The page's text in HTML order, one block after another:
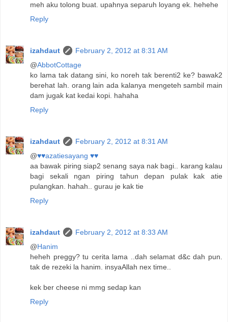
meh aku tolong buat. upahnya separuh loyang ek. hehehe
Reply
izahdaut
February 2, 2012 at 8:31 AM
@AbbotCottage
ko lama tak datang sini, ko noreh tak berenti2 ke? bawak2
berehat lah. orang lain ada kalanya mengeteh sambil main
dam jugak kat kedai kopi. hahaha
Reply
izahdaut
February 2, 2012 at 8:31 AM
@♥♥azatiesayang ♥♥
aa bawak piring siap2 senang saya nak bagi.. karang kalau
bagi sekali ngan piring tahun depan pulak kak atie
pulangkan. hahah.. gurau je kak tie
Reply
izahdaut
February 2, 2012 at 8:33 AM
@Hanim
heheh preggy? tu cerita lama ..dah selamat d&c dah pun.
tak de rezeki la hanim. insyaAllah nex time..
kek ber cheese ni mmg sedap kan
Reply